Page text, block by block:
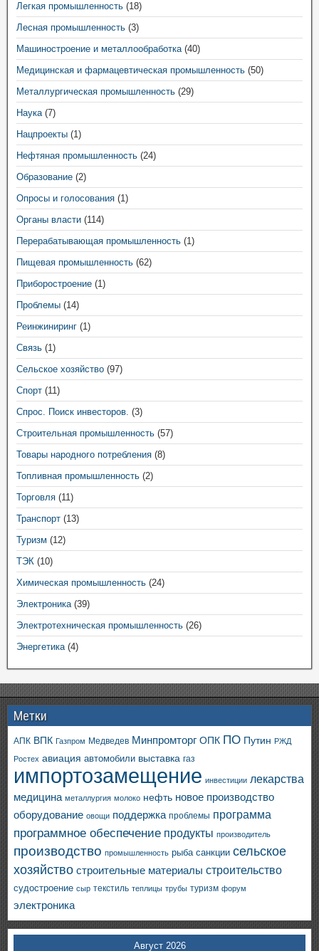
Легкая промышленность (18)
Лесная промышленность (3)
Машиностроение и металлообработка(40)
Медицинская и фармацевтическая промышленность (50)
Металлургическая промышленность (29)
Наука(7)
Нацпроекты (1)
Нефтяная промышленность (24)
Образование (2)
Опросы и голосования (1)
Органы власти (114)
Перерабатывающая промышленность (1)
Пищевая промышленность (62)
Приборостроение (1)
Проблемы (14)
Реинжиниринг (1)
Связь (1)
Сельское хозяйство (97)
Спорт (11)
Спрос. Поиск инвесторов. (3)
Строительная промышленность (57)
Товары народного потребления (8)
Топливная промышленность (2)
Торговля (11)
Транспорт (13)
Туризм (12)
ТЭК (10)
Химическая промышленность (24)
Электроника(39)
Электротехническая промышленность (26)
Энергетика(4)
Метки
АПК ВПК Газпром Медведев Минпромторг ОПК ПО Путин РЖД
Ростех авиация автомобили выставка газ
импортозамещение инвестиции лекарства
медицина металлургия молоко нефть новое производство
оборудование овощи поддержка проблемы программа
программное обеспечение продукты производитель
производство промышленность рыба санкции сельское
хозяйство строительные материалы строительство
судостроение сыр текстиль теплицы трубы туризм форум
электроника
Август 2026